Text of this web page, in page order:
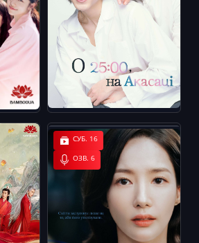
СУБ. 16
ОЗВ. 6